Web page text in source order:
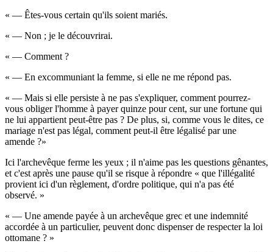
« — Êtes-vous certain qu'ils soient mariés.
« — Non ; je le découvrirai.
« — Comment ?
« — En excommuniant la femme, si elle ne me répond pas.
« — Mais si elle persiste à ne pas s'expliquer, comment pourrez-
vous obliger l'homme à payer quinze pour cent, sur une fortune qui
ne lui appartient peut-être pas ? De plus, si, comme vous le dites, ce
mariage n'est pas légal, comment peut-il être légalisé par une
amende ?»
Ici l'archevêque ferme les yeux ; il n'aime pas les questions gênantes,
et c'est après une pause qu'il se risque à répondre « que l'illégalité
provient ici d'un règlement, d'ordre politique, qui n'a pas été
observé. »
« — Une amende payée à un archevêque grec et une indemnité
accordée à un particulier, peuvent donc dispenser de respecter la loi
ottomane ? »